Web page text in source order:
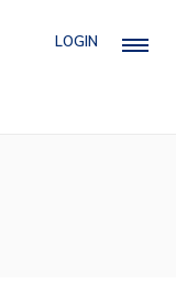
LOGIN